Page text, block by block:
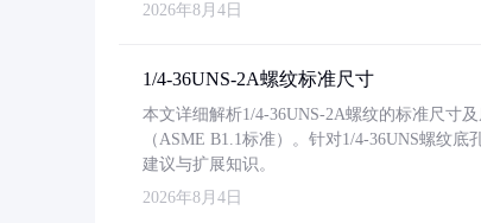
2026年8月4日
1/4-36UNS-2A螺纹标准尺寸
本文详细解析1/4-36UNS-2A螺纹的标准尺寸
（ASME B1.1标准）。针对1/4-36UNS螺纹
建议与扩展知识。
2026年8月4日